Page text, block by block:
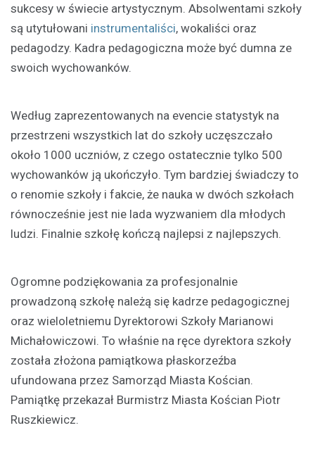
sukcesy w świecie artystycznym. Absolwentami szkoły
są utytułowani instrumentaliści, wokaliści oraz
pedagodzy. Kadra pedagogiczna może być dumna ze
swoich wychowanków.
Według zaprezentowanych na evencie statystyk na
przestrzeni wszystkich lat do szkoły uczęszczało
około 1000 uczniów, z czego ostatecznie tylko 500
wychowanków ją ukończyło. Tym bardziej świadczy to
o renomie szkoły i fakcie, że nauka w dwóch szkołach
równocześnie jest nie lada wyzwaniem dla młodych
ludzi. Finalnie szkołę kończą najlepsi z najlepszych.
Ogromne podziękowania za profesjonalnie
prowadzoną szkołę należą się kadrze pedagogicznej
oraz wieloletniemu Dyrektorowi Szkoły Marianowi
Michałowiczowi. To właśnie na ręce dyrektora szkoły
została złożona pamiątkowa płaskorzeźba
ufundowana przez Samorząd Miasta Kościan.
Pamiątkę przekazał Burmistrz Miasta Kościan Piotr
Ruszkiewicz.